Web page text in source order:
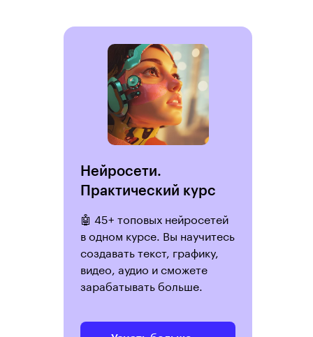
Нейросети.
Практический курс
🤖 45+ топовых нейросетей
в одном курсе. Вы научитесь
создавать текст, графику,
видео, аудио и сможете
зарабатывать больше.